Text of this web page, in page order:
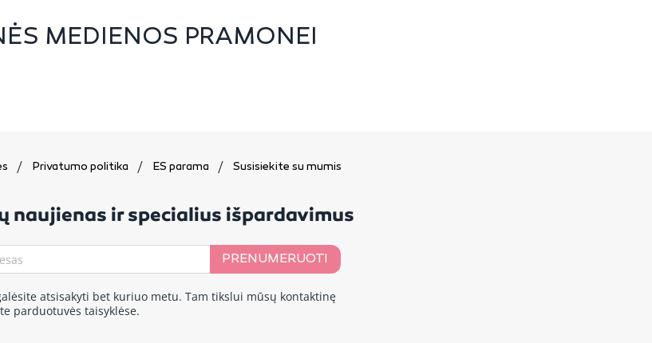
MEDIENOS PRAMONEI
Privatumo politika ES parama Susisiekite su mumis
naujienas ir specialius išpardavimus
PRENUMERUOTI
atsisakyti bet kuriuo metu. Tam tikslui mūsų kontaktinę
parduotuvės taisyklėse.